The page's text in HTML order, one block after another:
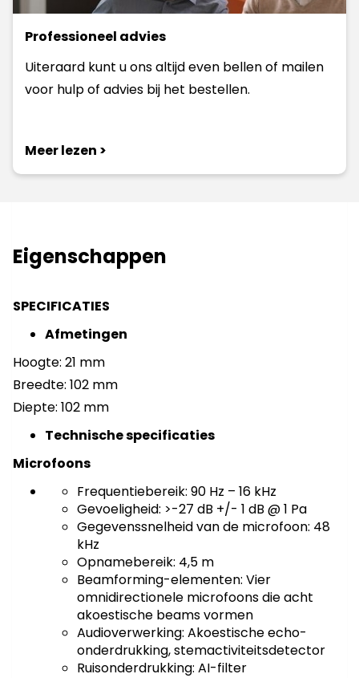
Professioneel advies
Uiteraard kunt u ons altijd even bellen of mailen
voor hulp of advies bij het bestellen.
Meer lezen >
Eigenschappen
SPECIFICATIES
Afmetingen
Hoogte: 21 mm
Breedte: 102 mm
Diepte: 102 mm
Technische specificaties
Microfoons
Frequentiebereik: 90 Hz – 16 kHz
Gevoeligheid: >-27 dB +/- 1 dB @ 1 Pa
Gegevenssnelheid van de microfoon: 48
kHz
Opnamebereik: 4,5 m
Beamforming-elementen: Vier
omnidirectionele microfoons die acht
akoestische beams vormen
Audioverwerking: Akoestische echo-
onderdrukking, stemactiviteitsdetector
Ruisonderdrukking: AI-filter